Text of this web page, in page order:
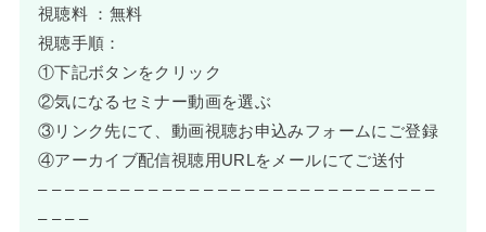
視聴料 ：無料
視聴手順：
①下記ボタンをクリック
②気になるセミナー動画を選ぶ
③リンク先にて、動画視聴お申込みフォームにご登録
④アーカイブ配信視聴用URLをメールにてご送付
– – – – – – – – – – – – – – – – – – – – – – – – – – – – –
– – – –